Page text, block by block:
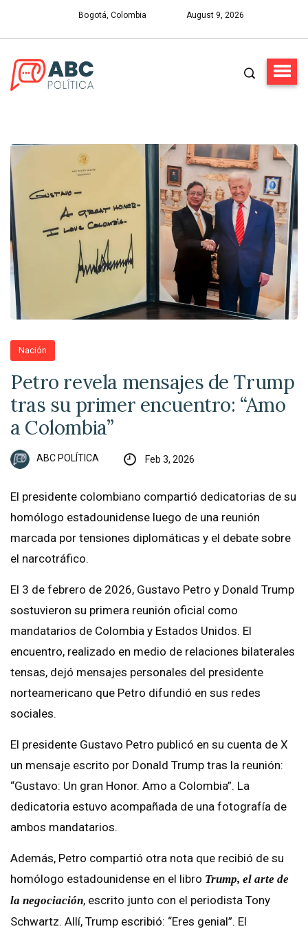
Bogotá, Colombia August 9, 2026
Nación
Petro revela mensajes de Trump
tras su primer encuentro: “Amo
a Colombia”
ABC POLÍTICA Feb 3, 2026
El presidente colombiano compartió dedicatorias de su
homólogo estadounidense luego de una reunión
marcada por tensiones diplomáticas y el debate sobre
el narcotráfico.
El 3 de febrero de 2026, Gustavo Petro y Donald Trump
sostuvieron su primera reunión oficial como
mandatarios de Colombia y Estados Unidos. El
encuentro, realizado en medio de relaciones bilaterales
tensas, dejó mensajes personales del presidente
norteamericano que Petro difundió en sus redes
sociales.
El presidente Gustavo Petro publicó en su cuenta de X
un mensaje escrito por Donald Trump tras la reunión:
“Gustavo: Un gran Honor. Amo a Colombia”. La
dedicatoria estuvo acompañada de una fotografía de
ambos mandatarios.
Además, Petro compartió otra nota que recibió de su
homólogo estadounidense en el libro Trump, el arte de
la negociación, escrito junto con el periodista Tony
Schwartz. Allí, Trump escribió: “Eres genial”. El